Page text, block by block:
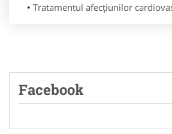
Tratamentul afecțiunilor
Facebook